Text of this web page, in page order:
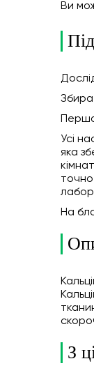
Ви
Усі
яка
точно
На
З